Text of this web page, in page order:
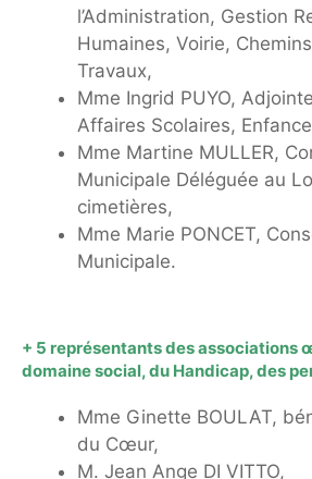
l’Administration, Gestion
Humaines, Voirie,
Travaux,
Mme Ingrid PUYO,
Affaires Scolaires,
Mme Martine MULLER,
Municipale Déléguée au
cimetières,
Mme Marie PONCET,
Municipale.
+ 5 représentants des associations
domaine social, du Handicap, des
Mme Ginette BOULAT,
du Cœur,
M. Jean Ange DI VITTO,